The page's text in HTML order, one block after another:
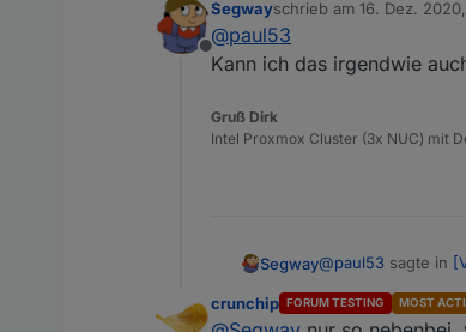
Anscheinend
type = "string" ist
dass Anwender
Das Problem mit
Offline
Segwayschrieb am 16. Dez.
zuletzt editiert von
@paul53
Kann ich das irgendwie
Gruß Dirk
Intel Proxmox Cluster (3x NUC) mit
Segway@paul53 sagte in
crunchip FORUM TESTING MOST